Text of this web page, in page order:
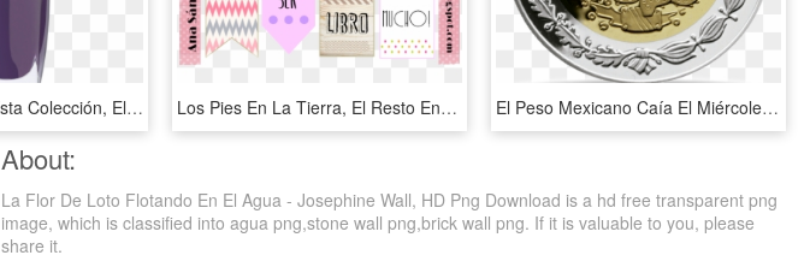
El Must-have En Esta Colección, El Alegre Colorete - Nail Polish, HD Png Download Los Pies En La Tierra, El Resto En Las Nubes - Frases Para Separadores De Libros, HD Png Download El Peso Mexicano Caía El Miércoles En Un Entorno De - Se Hace Con El Petroleo, HD Png Download
About:
La Flor De Loto Flotando En El Agua - Josephine Wall, HD Png Download is a hd free transparent png
image, which is classified into agua png,stone wall png,brick wall png. If it is valuable to you, please
share it.